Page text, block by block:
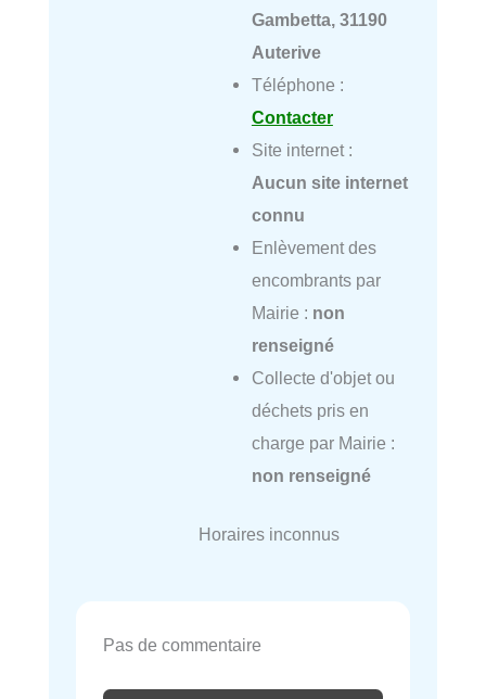
Gambetta, 31190
Auterive
Téléphone :
Contacter
Site internet :
Aucun site internet
connu
Enlèvement des
encombrants par
Mairie : non
renseigné
Collecte d'objet ou
déchets pris en
charge par Mairie :
non renseigné
Horaires inconnus
Pas de commentaire